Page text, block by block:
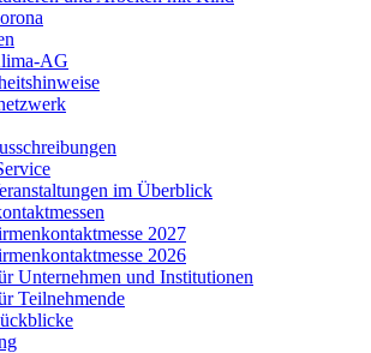
AG
im Überblick
2027
2026
Unternehmen und Institutionen
Teilnehmende